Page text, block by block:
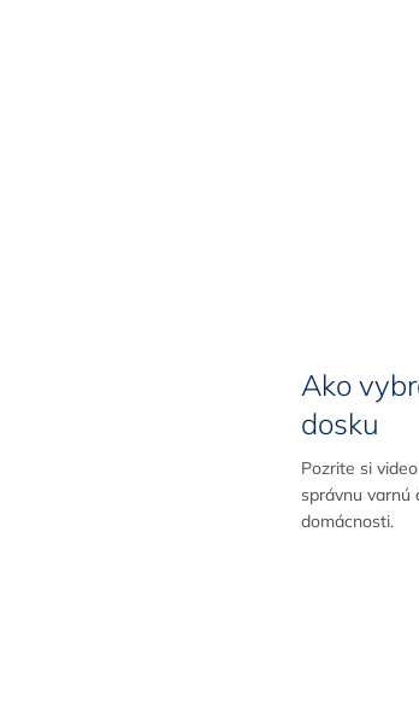
Ako
dosku
Pozrite si
správnu varnú
domácnosti.